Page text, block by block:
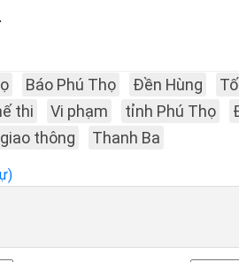
Báo Phú Thọ Đền Hùng
thi Vi phạm tỉnh Phú Thọ
thông Thanh Ba